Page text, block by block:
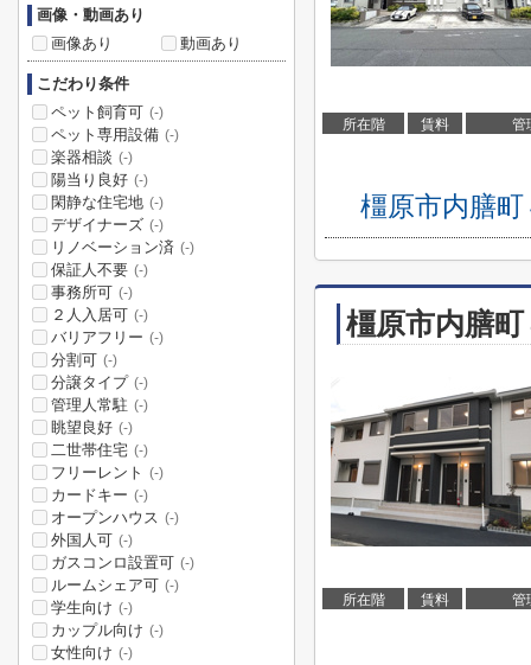
所在階 賃料 管
橿原市内膳
橿原市内膳
所在階 賃料 管
画像・動画あり
画像あり
動画あり
こだわり条件
ペット飼育可 (-)
ペット専用設備 (-)
楽器相談 (-)
陽当り良好 (-)
閑静な住宅地 (-)
デザイナーズ (-)
リノベーション済 (-)
保証人不要 (-)
事務所可 (-)
２人入居可 (-)
バリアフリー (-)
分割可 (-)
分譲タイプ (-)
管理人常駐 (-)
眺望良好 (-)
二世帯住宅 (-)
フリーレント (-)
カードキー (-)
オープンハウス (-)
外国人可 (-)
ガスコンロ設置可 (-)
ルームシェア可 (-)
学生向け (-)
カップル向け (-)
女性向け (-)